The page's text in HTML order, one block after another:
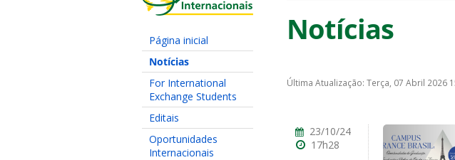
Página inicial
Notícias
For International
Exchange Students
Editais
Oportunidades
Internacionais
Notícias
Última Atualização: Terça, 07 Abril 2026
23/10/24
17h28